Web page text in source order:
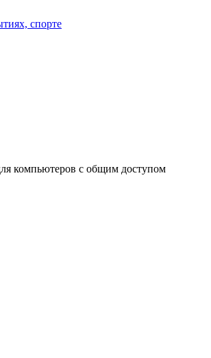
спорте
компьютеров с общим доступом